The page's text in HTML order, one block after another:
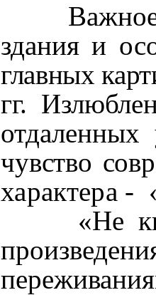
здания и
главных
гг.
отдаленных
чувство
характера -
«Не